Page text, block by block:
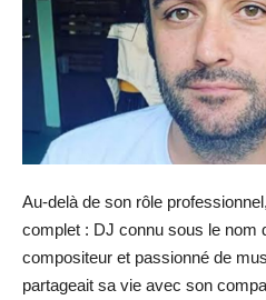
Au-delà de son rôle
complet : DJ connu sous le nom
compositeur et passionné de
partageait sa vie avec son